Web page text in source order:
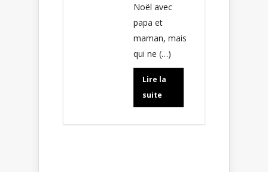
Noël avec
papa et
maman, mais
qui ne (…)
Lire la
suite